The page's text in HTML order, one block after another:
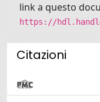
link a questo
https://
Citazioni